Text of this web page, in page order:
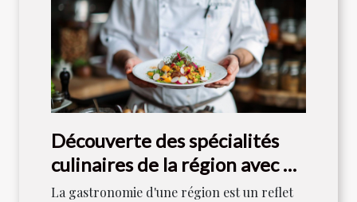
Découverte des spécialités
culinaires de la région avec un
chef local
La gastronomie d'une région est un reflet